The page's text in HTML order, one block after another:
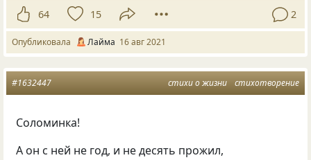
64 15 2
Опубликовала Лайма 16 авг 2021
стихи о жизни стихотворение
#1632447
Соломинка!
А он с ней не год, и не десять прожил,